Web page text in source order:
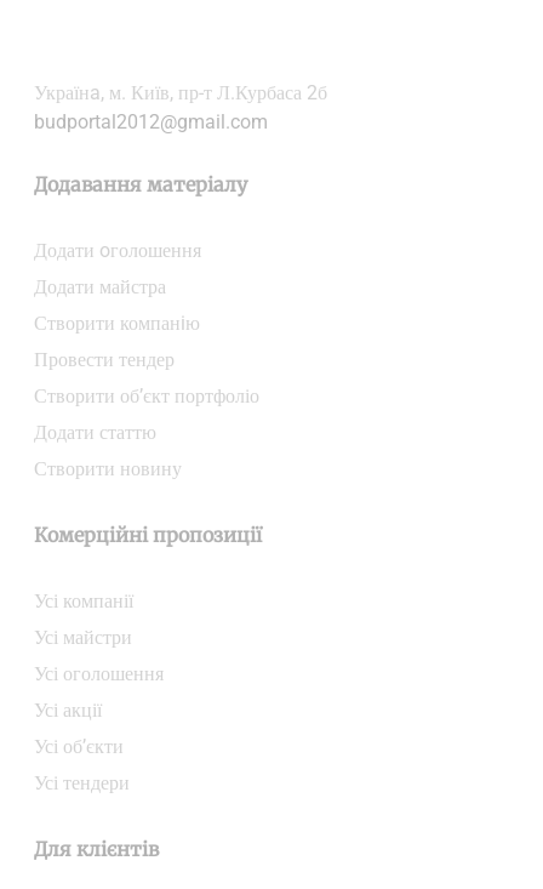
Українa, м. Київ, пр-т Л.Курбаса 2б
budportal2012@gmail.com
Додавання матеріалу
Додати oголошення
Додати майстра
Створити компанiю
Провести тендер
Створити об’єкт портфоліо
Додати статтю
Створити новину
Комерційні пропозиції
Усі компанії
Усі майстри
Усі оголошення
Усі акції
Усі об’єкти
Усі тендери
Для клієнтів